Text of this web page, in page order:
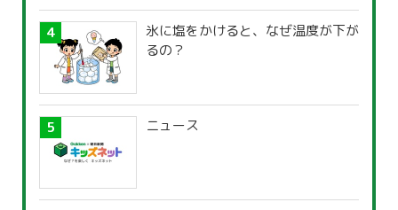
氷に塩をかけると、なぜ温度が下が
るの？
ニュース